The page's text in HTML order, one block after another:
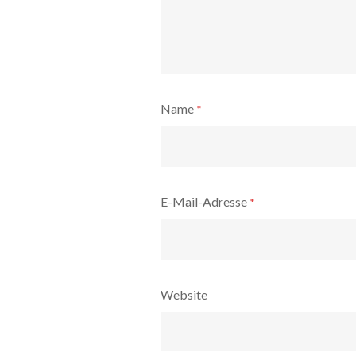
Name *
E-Mail-Adresse *
Website